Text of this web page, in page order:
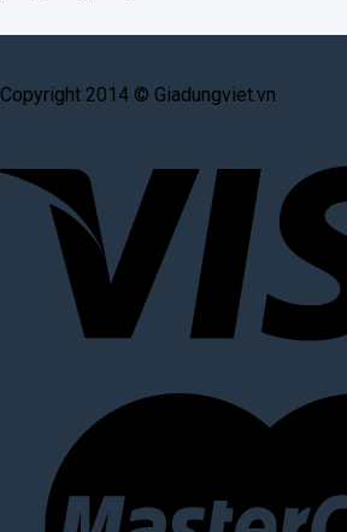
Copyright 2014 © Giadungviet.vn